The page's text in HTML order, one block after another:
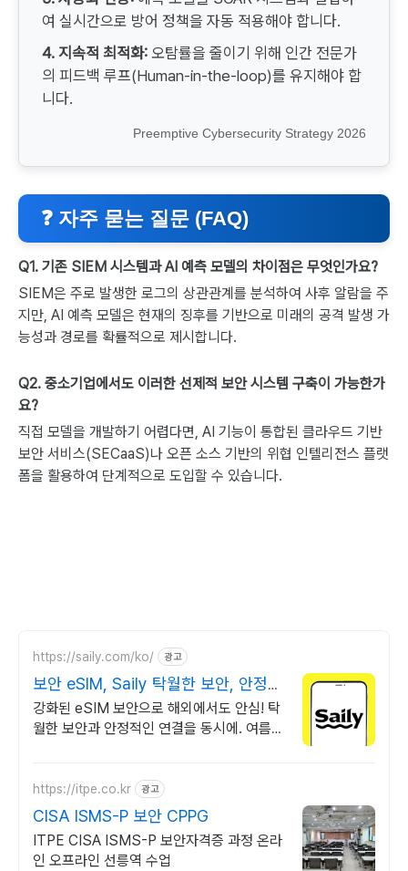
여 실시간으로 방어 정책을 자동 적용해야 합니다.
4. 지속적 최적화: 오탐률을 줄이기 위해 인간 전문가
의 피드백 루프(Human-in-the-loop)를 유지해야 합
니다.
Preemptive Cybersecurity Strategy 2026
❓ 자주 묻는 질문 (FAQ)
Q1. 기존 SIEM 시스템과 AI 예측 모델의 차이점은 무엇인가요?
SIEM은 주로 발생한 로그의 상관관계를 분석하여 사후 알람을 주
지만, AI 예측 모델은 현재의 징후를 기반으로 미래의 공격 발생 가
능성과 경로를 확률적으로 제시합니다.
Q2. 중소기업에서도 이러한 선제적 보안 시스템 구축이 가능한가
요?
직접 모델을 개발하기 어렵다면, AI 기능이 통합된 클라우드 기반
보안 서비스(SECaaS)나 오픈 소스 기반의 위협 인텔리전스 플랫
폼을 활용하여 단계적으로 도입할 수 있습니다.
https://saily.com/ko/ 광고
보안 eSIM, Saily 탁월한 보안, 안정적
인 연결
강화된 eSIM 보안으로 해외에서도 안심! 탁
월한 보안과 안정적인 연결을 동시에. 여름한
https://itpe.co.kr 광고
CISA ISMS-P 보안 CPPG
ITPE CISA ISMS-P 보안자격증 과정 온라
인 오프라인 선릉역 수업